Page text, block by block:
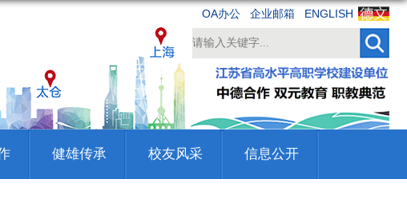
OA办公 企业邮箱 ENGLISH
健雄传承 校友风采 信息公开